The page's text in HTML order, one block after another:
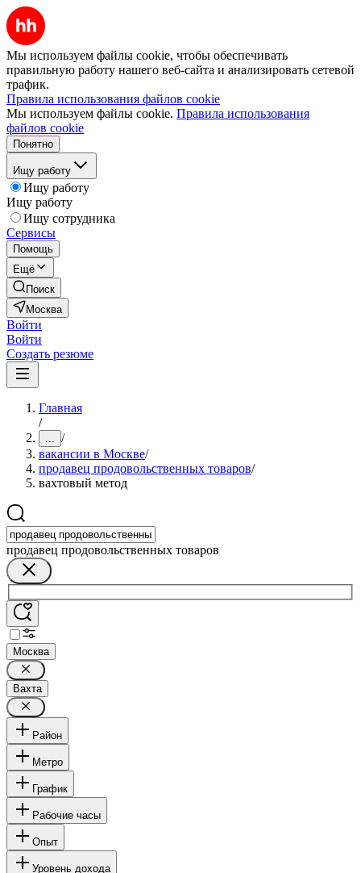
Мы используем файлы cookie, чтобы обеспечивать
правильную работу нашего веб-сайта и анализировать сетевой
трафик.
Правила использования файлов cookie
Мы используем файлы cookie. Правила использования
файлов cookie
Понятно
Ищу работу
Ищу работу
Ищу работу
Ищу сотрудника
Сервисы
Помощь
Ещё
Поиск
Москва
Войти
Войти
Создать резюме
Главная
/
... /
вакансии в Москве/
продавец продовольственных товаров/
вахтовый метод
продавец продовольственных товаров
Москва
Вахта
Район
Метро
График
Рабочие часы
Опыт
Уровень дохода